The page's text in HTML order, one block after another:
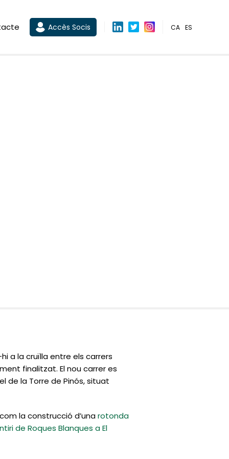
Accès Socis CA ES
a la cruïlla entre els carrers
finalitzat. El nou carrer es
de la Torre de Pinós, situat
la construcció d’unarotonda
de Roques Blanques a El